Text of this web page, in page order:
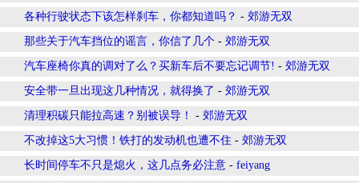
各种行驶状态下该怎样刹车，你都知道吗？ - 郊游无双
那些关于汽车挡位的谣言，你信了几个 - 郊游无双
汽车座椅你真的调对了么？买新车后不要忘记调节! - 郊游无双
安全带一旦出现这几种情况，就得换了 - 郊游无双
清理积碳只能拉高速？别被误导！ - 郊游无双
不改掉这5大习惯！铁打的发动机也遭不住 - 郊游无双
长时间停车不只是熄火，这几点务必注意 - feiyang